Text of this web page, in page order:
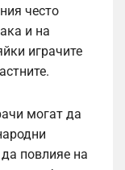
често
и на
играчите
могат да
повлияе на